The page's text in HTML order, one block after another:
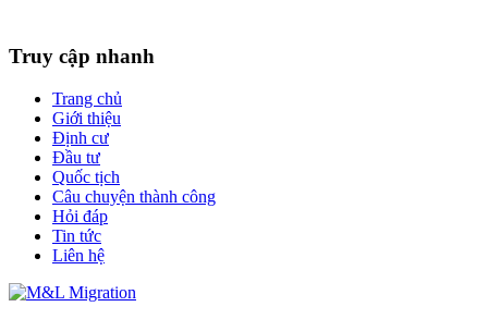
Truy cập nhanh
Trang chủ
Giới thiệu
Định cư
Đầu tư
Quốc tịch
Câu chuyện thành công
Hỏi đáp
Tin tức
Liên hệ